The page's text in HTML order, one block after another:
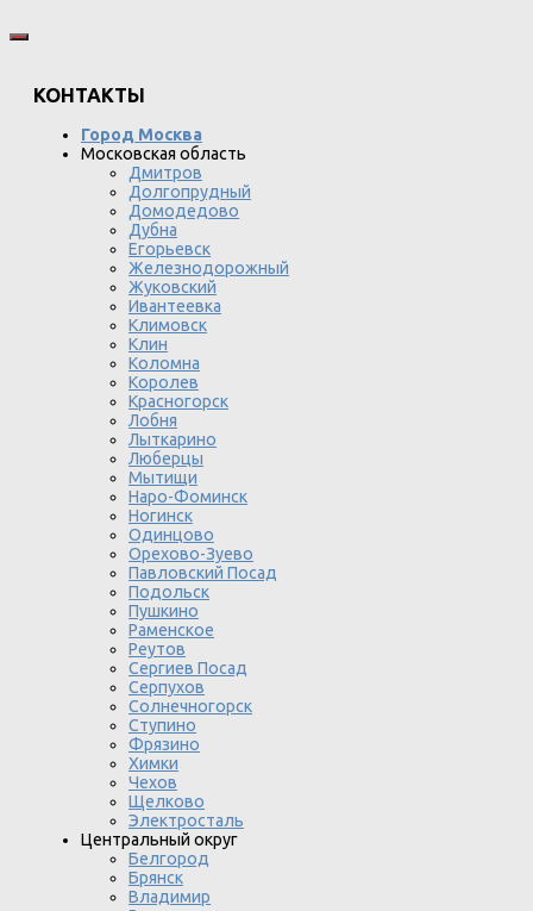
КОНТАКТЫ
Город Москва
Московская область
Дмитров
Долгопрудный
Домодедово
Дубна
Егорьевск
Железнодорожный
Жуковский
Ивантеевка
Климовск
Клин
Коломна
Королев
Красногорск
Лобня
Лыткарино
Люберцы
Мытищи
Наро-Фоминск
Ногинск
Одинцово
Орехово-Зуево
Павловский Посад
Подольск
Пушкино
Раменское
Реутов
Сергиев Посад
Серпухов
Солнечногорск
Ступино
Фрязино
Химки
Чехов
Щелково
Электросталь
Центральный округ
Белгород
Брянск
Владимир